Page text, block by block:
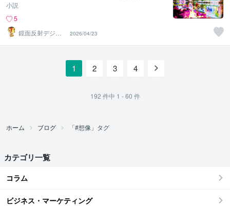
小説
5
鏡面反射デジタ
ルアート製作所
（鈴木穣）
2026/04/23
1 2 3 4
192 件中 1 - 60 件
ホーム ブログ 「#想像」タグ
カテゴリ一覧
コラム
ビジネス・マーケティング